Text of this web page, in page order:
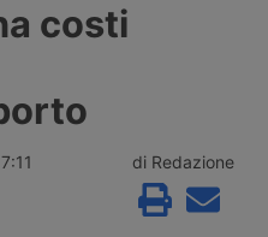
ha pubblicato
monoveicolari
15mila euro per
nell’ambito
2 milioni di euro
costi
di Redazione